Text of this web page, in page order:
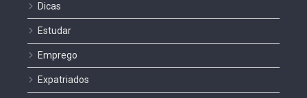
Dicas
Estudar
Emprego
Expatriados